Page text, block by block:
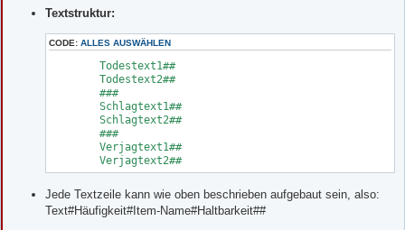
Textstruktur:
CODE: ALLES AUSWÄHLEN
	Verjagtext2##
Jede Textzeile kann wie oben beschrieben aufgebaut sein, also:
Text#Häufigkeit#Item-Name#Haltbarkeit##